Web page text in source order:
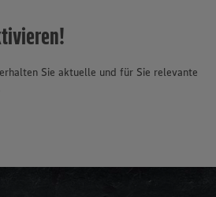
Sie aktuelle und für Sie relevante